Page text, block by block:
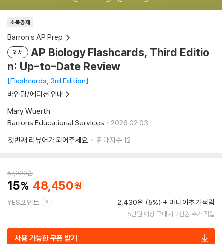
소득공제
Barron's AP Prep
외서
AP Biology Flashcards, Third Editio
n: Up-to-Date Review
Flashcards, 3rd Edition
바인딩/에디션 안내
Mary Wuerth
Barrons Educational Services
2026.02.03.
첫번째 리뷰어가 되어주세요
판매지수 12
57,000원
15 48,450
YES포인트 2,430원 (5%) 마니아추가적립
5만원 이상 구매 시 2천원 추가 적립
사용 가능한 쿠폰 받기